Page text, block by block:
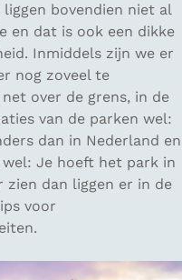
bovendien niet al
en dat is ook een dikke
Inmiddels zijn we er
nog zoveel te
over de grens, in de
van de parken wel:
dan in Nederland en
Je hoeft het park in
zien dan liggen er in de
voor